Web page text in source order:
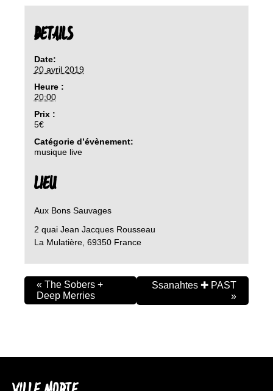
DETAILS
Date:
20 avril 2019
Heure :
20:00
Prix :
5€
Catégorie d’évènement:
musique live
LIEU
Aux Bons Sauvages
2 quai Jean Jacques Rousseau
La Mulatière, 69350 France
« The Sobers +
Deep Merries
Ssanahtes ✚ PAST
»